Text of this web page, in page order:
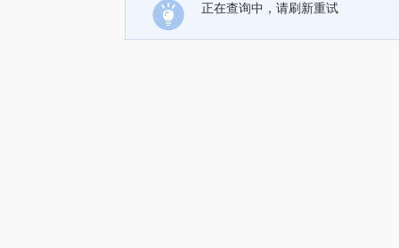
正在查询中，请刷新重试